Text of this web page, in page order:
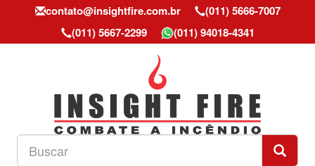
contato@insightfire.com.br
(011) 5666-7007
(011) 5667-2299
(011) 94018-4341